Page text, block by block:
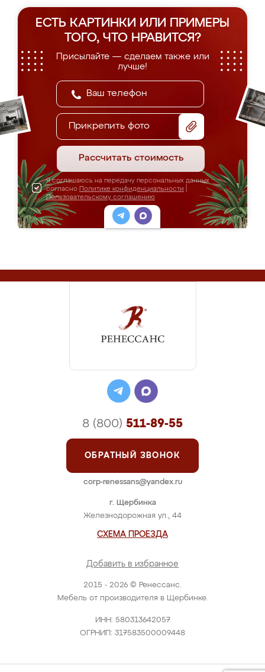
ЕСТЬ КАРТИНКИ ИЛИ ПРИМЕРЫ
ТОГО, ЧТО НРАВИТСЯ?
Присылайте — сделаем также или
лучше!
Прикрепить фото
Рассчитать стоимость
Я соглашаюсь на передачу персональных данных
согласно Политике конфиденциальности
Пользовательскому соглашению
2015 - 2026 © Ренессанс.
Мебель от производителя в Щербинке.
ИНН: 580313642057
ОГРНИП: 317583500009448
г. Щербинка
Железнодорожная ул., 44
СХЕМА ПРОЕЗДА
Добавить в избранное
8 (800) 511-89-55
ОБРАТНЫЙ ЗВОНОК
corp-renessans@yandex.ru